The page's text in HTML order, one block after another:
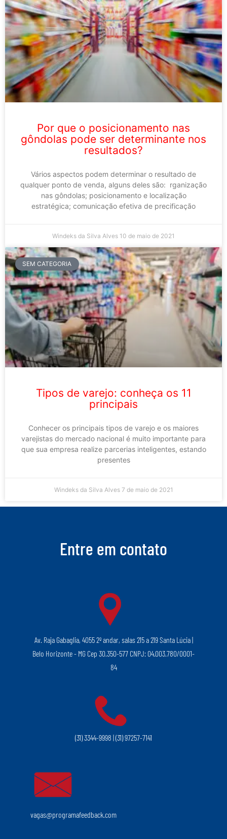
Por que o posicionamento nas
gôndolas pode ser determinante nos
resultados?
Vários aspectos podem determinar o resultado de
qualquer ponto de venda, alguns deles são: rganização
nas gôndolas; posicionamento e localização
estratégica; comunicação efetiva de precificação
Windeks da Silva Alves 10 de maio de 2021
SEM CATEGORIA
Tipos de varejo: conheça os 11
principais
Conhecer os principais tipos de varejo e os maiores
varejistas do mercado nacional é muito importante para
que sua empresa realize parcerias inteligentes, estando
presentes
Windeks da Silva Alves 7 de maio de 2021
Entre em contato
Av. Raja Gabaglia, 4055 2º andar, salas 215 a 219 Santa Lúcia |
Belo Horizonte - MG Cep 30.350-577 CNPJ: 04.003.780/0001-
84
(31) 3344-9998 | (31) 97257-7141
vagas@programafeedback.com